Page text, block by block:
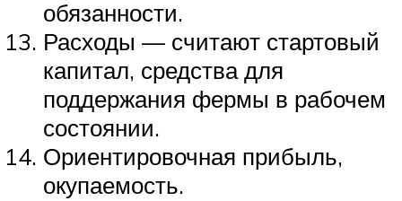
обязанности.
Расходы — считают стартовый
капитал, средства для
поддержания фермы в рабочем
состоянии.
Ориентировочная прибыль,
окупаемость.